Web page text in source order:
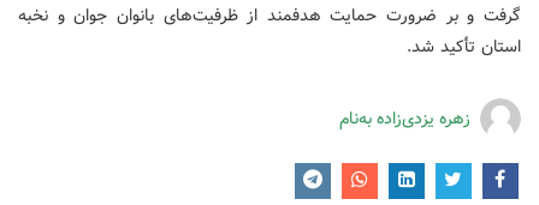
گرفت و بر ضرورت حمایت هدفمند از ظرفیت‌های بانوان جوان و نخبه
استان تأکید شد.
زهره یزدی‌زاده به‌نام